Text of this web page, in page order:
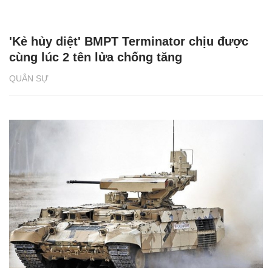
QUÂN SỰ
'Kẻ hủy diệt' BMPT Terminator chịu được
cùng lúc 2 tên lửa chống tăng